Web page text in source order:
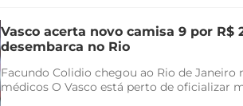
Vasco acerta novo camisa 9 por R$
desembarca no Rio
Facundo Colidio chegou ao Rio de Janeiro
médicos O Vasco está perto de oficializar